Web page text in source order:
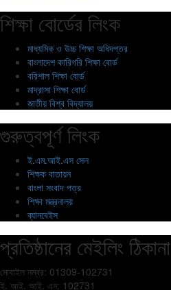
শিক্ষা বোর্ডের লিংক
মাধ্যমিক ও উচ্চ শিক্ষা অধিদপ্তর
বাংলাদেশ কারিগরি শিক্ষা বোর্ড
বরিশাল শিক্ষা বোর্ড
মাদ্রাসা শিক্ষা বোর্ড
জাতীয় বিশ্ব বিদ্যালয়
গুরুত্বপূর্ণ লিংক
ই.এম.আই.এস সেল
শিক্ষক বাতায়ন
বাংলা সংবাদ পত্র
শিক্ষা মন্ত্রনালয়
ব্যানবেইস
প্রতিষ্ঠানের মেইলিং ঠিকানা
মোবাইল নম্বর: 01309-102731
ই. আই. আই. এন: 102731